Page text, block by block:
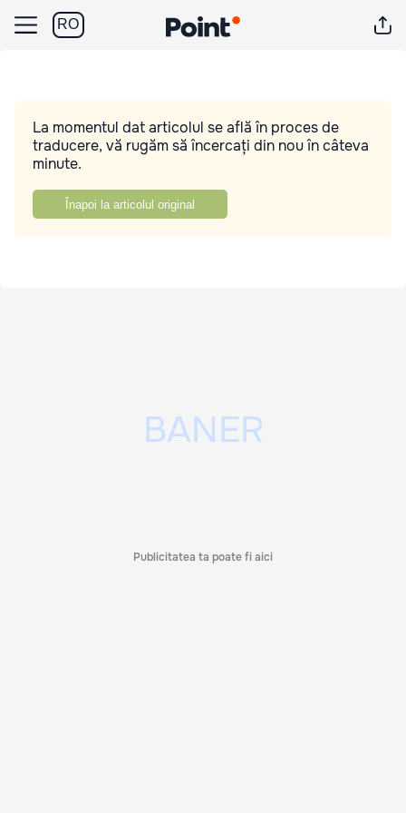
RO
La momentul dat articolul se află în proces de
traducere, vă rugăm să încercați din nou în câteva
minute.
Înapoi la articolul original
Publicitatea ta poate fi aici